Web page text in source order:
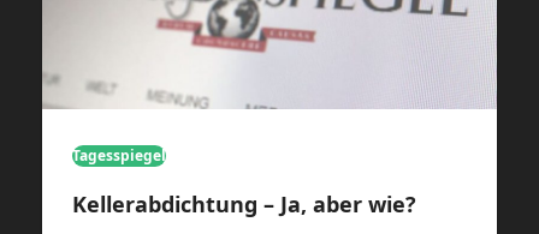
Tagesspiegel
Kellerabdichtung – Ja, aber wie?